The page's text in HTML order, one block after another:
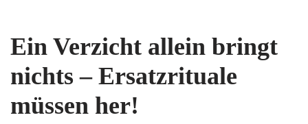
Ein Verzicht allein bringt
nichts – Ersatzrituale
müssen her!